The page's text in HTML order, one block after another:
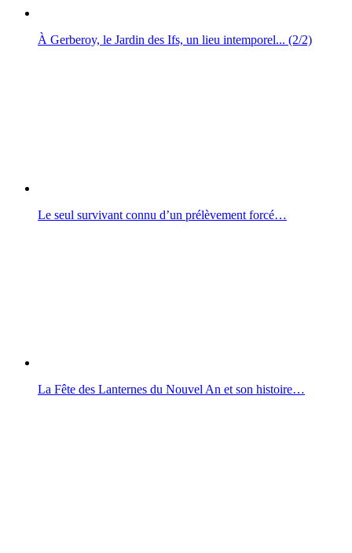
À Gerberoy, le Jardin des Ifs, un lieu intemporel... (2/2)
Le seul survivant connu d’un prélèvement forcé…
La Fête des Lanternes du Nouvel An et son histoire…